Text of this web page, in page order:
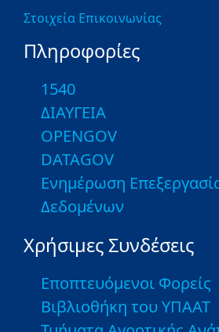
Στοιχεία Επικοινωνίας
Πληροφορίες
1540
ΔΙΑΥΓΕΙΑ
OPENGOV
DATAGOV
Ενημέρωση
Δεδομένων
Χρήσιμες Συνδέσεις
Εποπτευόμενοι Φορείς
Βιβλιοθήκη του ΥΠΑΑΤ